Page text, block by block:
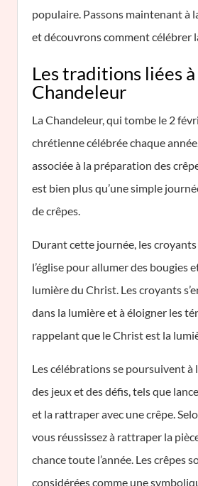
populaire. Passons maintenant à
et découvrons comment célébrer
Les traditions liées à
Chandeleur
La Chandeleur, qui tombe le 2
chrétienne célébrée chaque
associée à la préparation des
est bien plus qu’une simple
de crêpes.
Durant cette journée, les
l’église pour allumer des bougies
lumière du Christ. Les croyants
dans la lumière et à éloigner les
rappelant que le Christ est la
Les célébrations se poursuivent à
des jeux et des défis, tels que
et la rattraper avec une crêpe.
vous réussissez à rattraper la
chance toute l’année. Les crêpes
considérées comme une